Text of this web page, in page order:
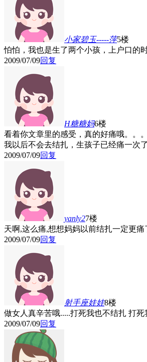
小家碧玉-----萍5楼
怕怕，我也是生了两个小孩，上户口的
2009/07/09回复
H糖糖妈6楼
看着你文章里的感受，真的好痛哦。。
我以后不会去结扎，生孩子已经痛一次
2009/07/09回复
yanly27楼
天啊,这么痛,想想妈妈以前结扎一定更
2009/07/09回复
射手座娃娃8楼
做女人真辛苦哦.....打死我也不结扎 打
2009/07/09回复